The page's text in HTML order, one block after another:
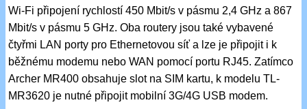
Wi-Fi připojení rychlostí 450 Mbit/s v pásmu 2,4 GHz a 867
Mbit/s v pásmu 5 GHz. Oba routery jsou také vybavené
čtyřmi LAN porty pro Ethernetovou síť a lze je připojit i k
běžnému modemu nebo WAN pomocí portu RJ45. Zatímco
Archer MR400 obsahuje slot na SIM kartu, k modelu TL-
MR3620 je nutné připojit mobilní 3G/4G USB modem.